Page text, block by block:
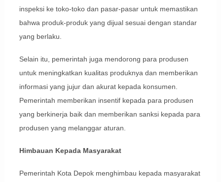
inspeksi ke toko-toko dan pasar-pasar untuk memastikan
bahwa produk-produk yang dijual sesuai dengan standar
yang berlaku.
Selain itu, pemerintah juga mendorong para produsen
untuk meningkatkan kualitas produknya dan memberikan
informasi yang jujur dan akurat kepada konsumen.
Pemerintah memberikan insentif kepada para produsen
yang berkinerja baik dan memberikan sanksi kepada para
produsen yang melanggar aturan.
Himbauan Kepada Masyarakat
Pemerintah Kota Depok menghimbau kepada masyarakat